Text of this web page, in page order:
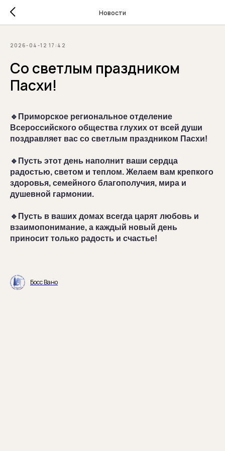
Новости
2026-04-12 17:42
Со светлым праздником
Пасхи!
🔹Приморское региональное отделение
Всероссийского общества глухих от всей души
поздравляет вас со светлым праздником Пасхи!
🔹Пусть этот день наполнит ваши сердца
радостью, светом и теплом. Желаем вам крепкого
здоровья, семейного благополучия, мира и
душевной гармонии.
🔹Пусть в ваших домах всегда царят любовь и
взаимопонимание, а каждый новый день
приносит только радость и счастье!
Босс Вано